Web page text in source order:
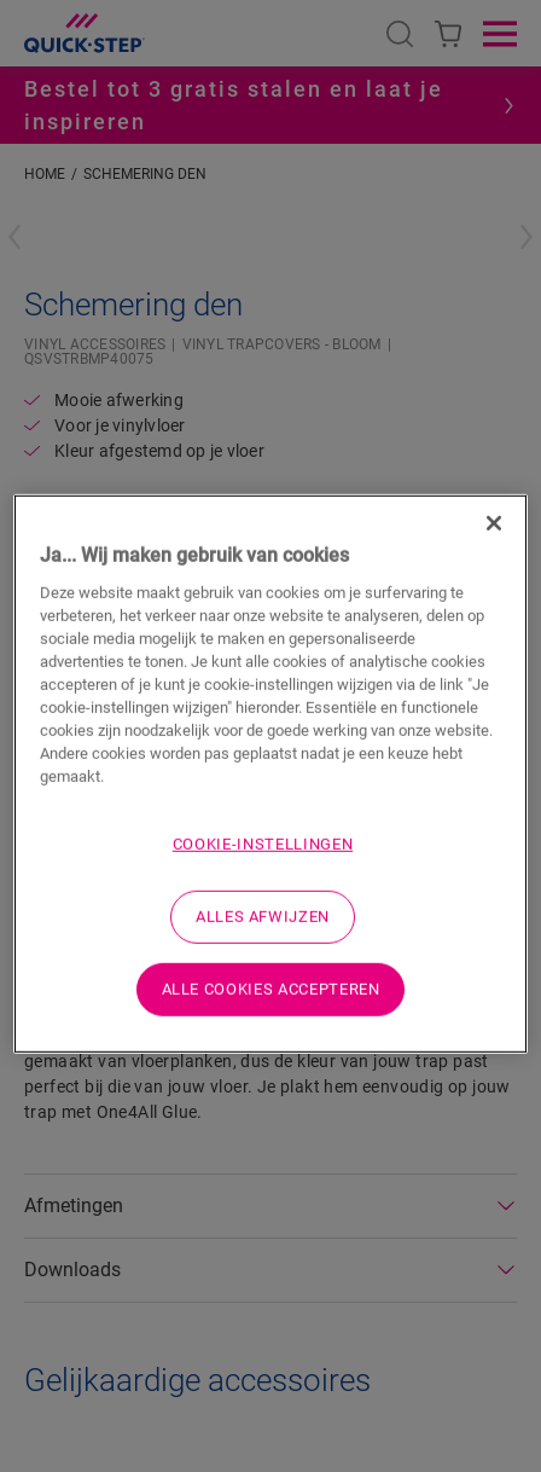
Open search
Bestel tot 3 gratis stalen en laat je
inspireren
HOME SCHEMERING DEN
Schemering den
VINYL ACCESSOIRES
VINYL TRAPCOVERS - BLOOM
QSVSTRBMP40075
Mooie afwerking
Voor je vinylvloer
Kleur afgestemd op je vloer
170,85
TOEVOEGEN AAN WINKELMANDJE
Wil je dit accessoire graag in het echt zien?
Productkenmerken
Met deze duurzame Vinyl-trapbekleding voor Alpha Vinyl werk
gemaakt van vloerplanken, dus de kleur van jouw trap past
perfect bij die van jouw vloer. Je plakt hem eenvoudig op jouw
trap met One4All Glue.
Afmetingen
Downloads
Gelijkaardige accessoires
Ja... Wij maken gebruik van cookies
Deze website maakt gebruik van cookies om je surfervaring te
verbeteren, het verkeer naar onze website te analyseren, delen op
sociale media mogelijk te maken en gepersonaliseerde
advertenties te tonen. Je kunt alle cookies of analytische cookies
accepteren of je kunt je cookie-instellingen wijzigen via de link "Je
cookie-instellingen wijzigen" hieronder. Essentiële en functionele
cookies zijn noodzakelijk voor de goede werking van onze website.
Andere cookies worden pas geplaatst nadat je een keuze hebt
gemaakt.
COOKIE-INSTELLINGEN
ALLES AFWIJZEN
ALLE COOKIES ACCEPTEREN